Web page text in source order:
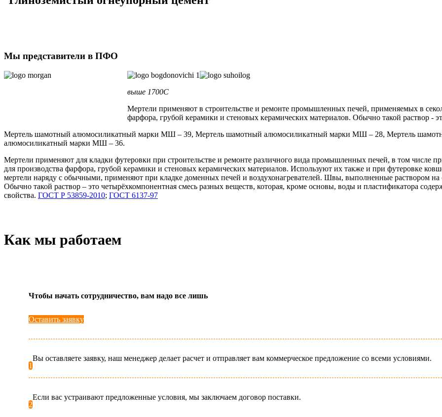
Мы представители в ПФО
выше 1700C
Мертели применяют в строительстве и ремонте промышленных печей, применяемых в
фарфора, грубой керамики и стеновых керамических материалов. Обычно такой раствор -
Мертель шамотный алюмосиликатный марки МШ – 39, Мертель шамотный алюмосиликатный марки МШ – 28, Мертель
алюмосиликатный марки МШ – 36.
Мертели применяют для кладки футеровки при строительстве и ремонте различного вида промышленных печей, в том числе
для производства фарфора, грубой керамики и стеновых керамических материалов. Используют их также и при футеровке
мертели наряду с обычными, применяют при кладке доменных печей и воздухонагревателей. Швы, выполненные раствором
Обычно такой раствор – это четырёхкомпонентная смесь разных веществ, которая, кроме основы, воды и пластификатора
свойства. ГОСТ Р 53859-2010; ГОСТ 6137-97
Как мы работаем
Чтобы начать сотрудничество, вам надо все лишь
Оставить заявку
1
Вы оставляете заявку, наш менеджер делает расчет и отправляет вам коммерческое предложение со всеми условиями.
2
Если вас устраивают предложенные условия, мы заключаем договор поставки.